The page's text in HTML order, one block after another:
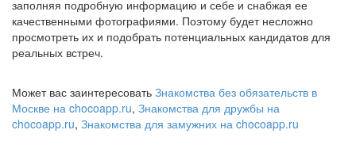
заполняя подробную информацию и себе и снабжая ее
качественными фотографиями. Поэтому будет несложно
просмотреть их и подобрать потенциальных кандидатов для
реальных встреч.
Может вас заинтересовать Знакомства без обязательств в
Москве на chocoapp.ru, Знакомства для дружбы на
chocoapp.ru, Знакомства для замужних на chocoapp.ru